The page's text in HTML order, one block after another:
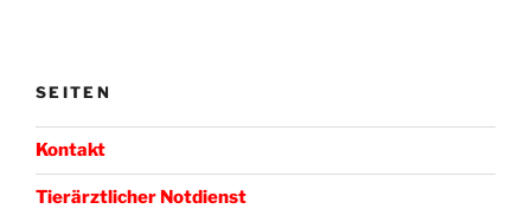
SEITEN
Kontakt
Tierärztlicher Notdienst